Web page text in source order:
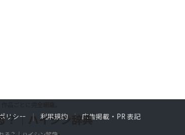
？｜ハイシン辞典
リシー 利用規約 広告掲載・PR 表記